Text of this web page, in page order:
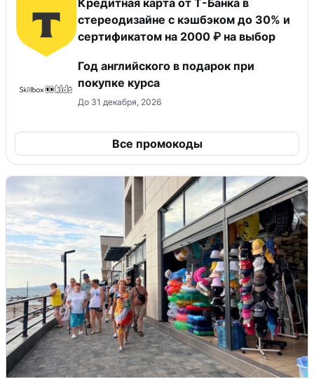
стереодизайне с кэшбэком до 30% и
сертификатом на 2000 ₽ на выбор
Год английского в подарок при
покупке курса
До 31 декабря, 2026
Все промокоды